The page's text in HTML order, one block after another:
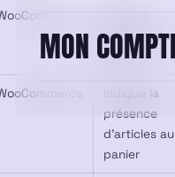
MON
contenu du
panier
Indique la
présence
d’articles au
panier